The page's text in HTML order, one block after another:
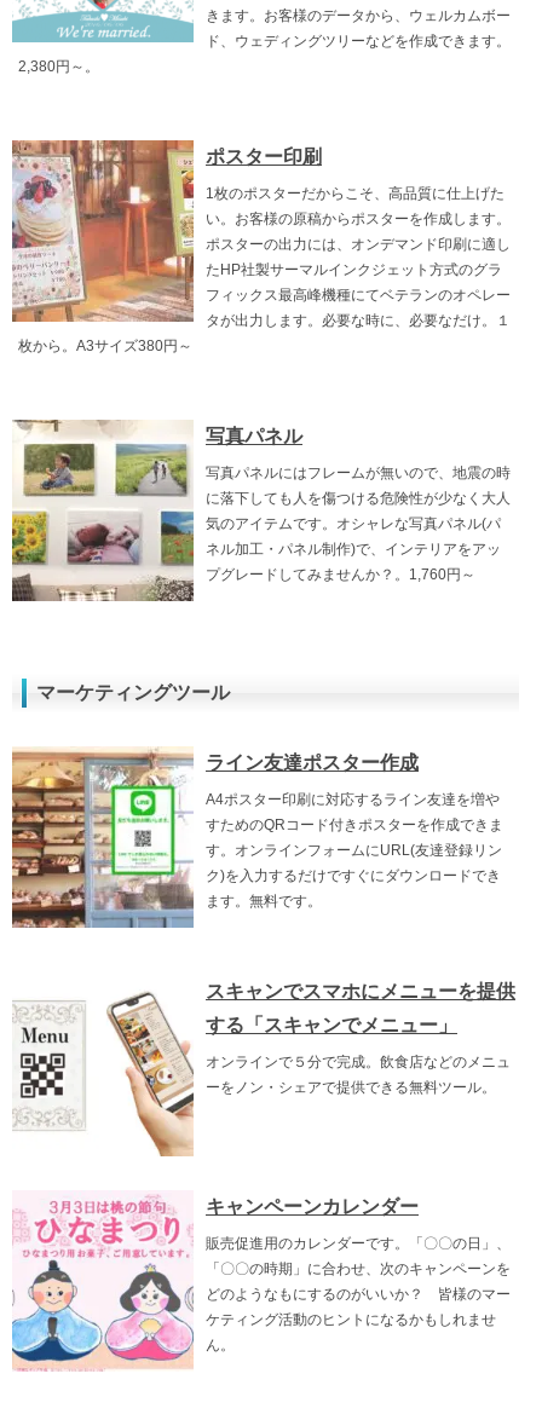
きます。お客様のデータから、ウェルカムボー
ド、ウェディングツリーなどを作成できます。
2,380円～。
ポスター印刷
1枚のポスターだからこそ、高品質に仕上げた
い。お客様の原稿からポスターを作成します。
ポスターの出力には、オンデマンド印刷に適し
たHP社製サーマルインクジェット方式のグラ
フィックス最高峰機種にてベテランのオペレー
タが出力します。必要な時に、必要なだけ。１
枚から。A3サイズ380円～
写真パネル
写真パネルにはフレームが無いので、地震の時
に落下しても人を傷つける危険性が少なく大人
気のアイテムです。オシャレな写真パネル(パ
ネル加工・パネル制作)で、インテリアをアッ
プグレードしてみませんか？。1,760円～
マーケティングツール
ライン友達ポスター作成
A4ポスター印刷に対応するライン友達を増や
すためのQRコード付きポスターを作成できま
す。オンラインフォームにURL(友達登録リン
ク)を入力するだけですぐにダウンロードでき
ます。無料です。
スキャンでスマホにメニューを提供
する「スキャンでメニュー」
オンラインで５分で完成。飲食店などのメニュ
ーをノン・シェアで提供できる無料ツール。
キャンペーンカレンダー
販売促進用のカレンダーです。「〇〇の日」、
「〇〇の時期」に合わせ、次のキャンペーンを
どのようなもにするのがいいか？ 皆様のマー
ケティング活動のヒントになるかもしれませ
ん。